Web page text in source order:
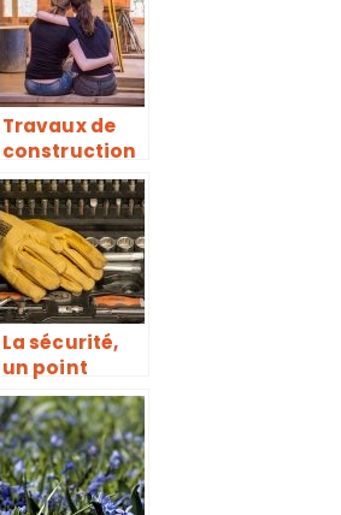
Travaux de
construction
ou de
rénovation, à
quelle
période se
lancer?
La sécurité,
un point
important à
ne pas
oublier lors
de vos
travaux